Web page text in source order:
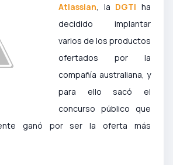
Atlassian, la DGTI ha
decidido implantar
varios de los productos
ofertados por la
compañía australiana, y
para ello sacó el
concurso público que
ganó por ser la oferta más